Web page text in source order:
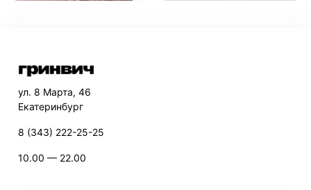
ул. 8 Марта, 46
Екатеринбург
8 (343) 222-25-25
10.00 — 22.00